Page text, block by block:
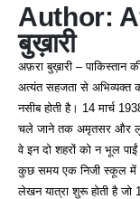
Author:
बुख़ारी
अफ़रा बुख़ारी – पाकिस्तान
अत्यंत सहजता से अभिव्यक्त
नसीब होती है। 14 मार्च
चले जाने तक अमृतसर और
वे इन दो शहरों को न भूल
कुछ समय एक निजी स्कूल में
लेखन यात्रा शुरू होती है